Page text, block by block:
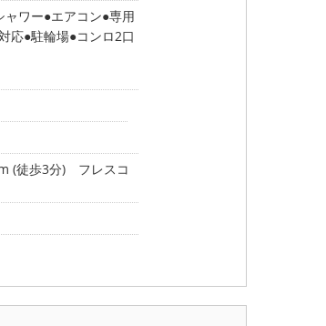
ャワー エアコン 専用
応 駐輪場 コンロ2口
(徒歩3分)
フレスコ